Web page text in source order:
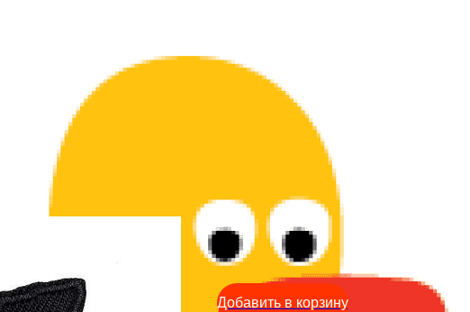
Нашивка - Scaredy cat
139 р.
Добавить в корзину